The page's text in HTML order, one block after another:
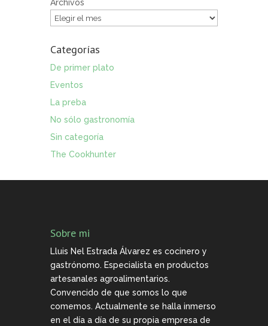
Archivos
Categorías
De primer plato
Eventos
La preba
No sólo gastronomía
Sin categoría
The Cookhunter
Sobre mi
Lluis Nel Estrada Álvarez es cocinero y
gastrónomo. Especialista en productos
artesanales agroalimentarios.
Convencido de que somos lo que
comemos. Actualmente se halla inmerso
en el día a día de su propia empresa de